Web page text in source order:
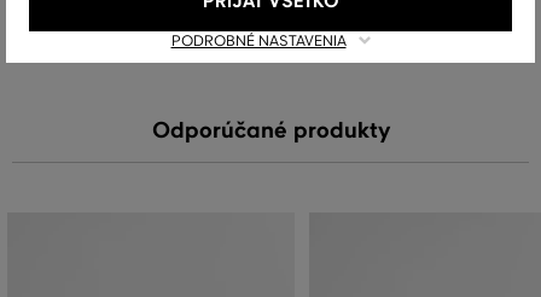
SUŠENIE ŽEHLENIE
Odporúčané produkty
PODROBNÉ NASTAVENIA